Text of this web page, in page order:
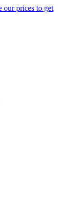
our prices to get